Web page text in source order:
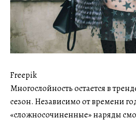
Freepik
Многослойность остается в
сезон. Независимо от времени
«сложносочиненные» наряды